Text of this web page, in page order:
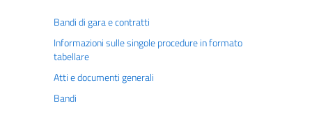
Bandi di gara e contratti
Informazioni sulle singole procedure in formato
tabellare
Atti e documenti generali
Bandi